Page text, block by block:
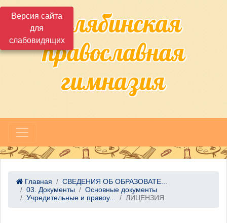
Версия сайта
для
слабовидящихЧелябинская
православная
гимназия
Главная
СВЕДЕНИЯ ОБ ОБРАЗОВАТЕ...
03. Документы
Основные документы
Учредительные и правоу...
ЛИЦЕНЗИЯ